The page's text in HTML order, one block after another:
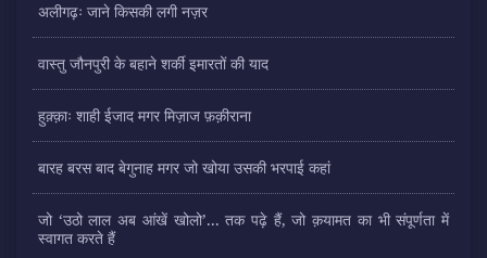
अलीगढ़ः जाने किसकी लगी नज़र
वास्तु जौनपुरी के बहाने शर्की इमारतों की याद
हुक़्क़ाः शाही ईजाद मगर मिज़ाज फ़क़ीराना
बारह बरस बाद बेगुनाह मगर जो खोया उसकी भरपाई कहां
जो ‘उठो लाल अब आंखें खोलो’... तक पढ़े हैं, जो क़यामत का भी संपूर्णता में
स्वागत करते हैं